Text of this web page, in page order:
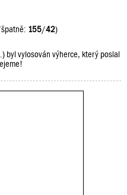
155/42)
byl vylosován výherce, který poslal